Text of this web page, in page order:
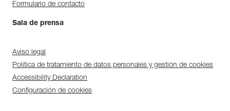
Formulario de contacto
Sala de prensa
Aviso legal
Política de tratamiento de datos personales y gestión de cookies
Accessibility Declaration
Configuración de cookies